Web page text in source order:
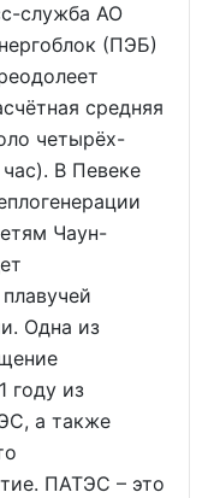
служба АО
(ПЭБ)
средняя
четырёх-
В Певеке
Чаун-
Одна из
году из
а также
ПАТЭС – это